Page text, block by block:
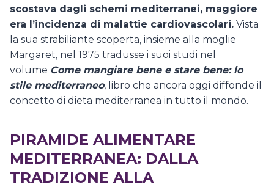
scostava dagli schemi mediterranei, maggiore
era l’incidenza di malattie cardiovascolari. Vista
la sua strabiliante scoperta, insieme alla moglie
Margaret, nel 1975 tradusse i suoi studi nel
volume Come mangiare bene e stare bene: lo
stile mediterraneo, libro che ancora oggi diffonde il
concetto di dieta mediterranea in tutto il mondo.
PIRAMIDE ALIMENTARE
MEDITERRANEA: DALLA
TRADIZIONE ALLA